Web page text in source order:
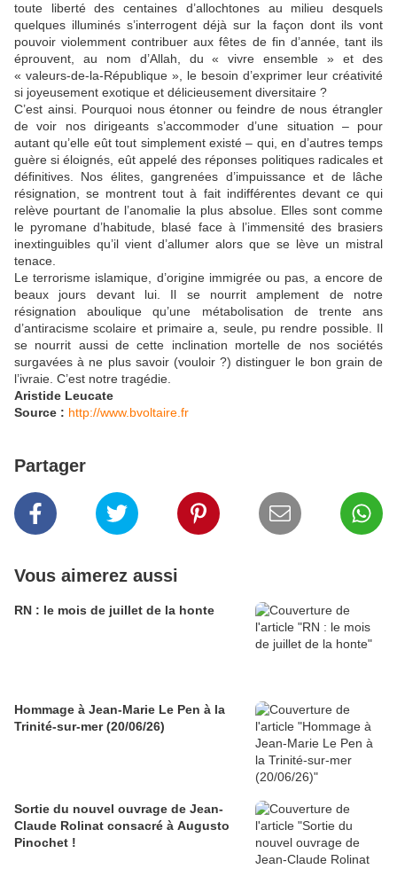
toute liberté des centaines d’allochtones au milieu desquels
quelques illuminés s’interrogent déjà sur la façon dont ils vont
pouvoir violemment contribuer aux fêtes de fin d’année, tant ils
éprouvent, au nom d’Allah, du « vivre ensemble » et des
« valeurs-de-la-République », le besoin d’exprimer leur créativité
si joyeusement exotique et délicieusement diversitaire ?
C’est ainsi. Pourquoi nous étonner ou feindre de nous étrangler
de voir nos dirigeants s’accommoder d’une situation – pour
autant qu’elle eût tout simplement existé – qui, en d’autres temps
guère si éloignés, eût appelé des réponses politiques radicales et
définitives. Nos élites, gangrenées d’impuissance et de lâche
résignation, se montrent tout à fait indifférentes devant ce qui
relève pourtant de l’anomalie la plus absolue. Elles sont comme
le pyromane d’habitude, blasé face à l’immensité des brasiers
inextinguibles qu’il vient d’allumer alors que se lève un mistral
tenace.
Le terrorisme islamique, d’origine immigrée ou pas, a encore de
beaux jours devant lui. Il se nourrit amplement de notre
résignation aboulique qu’une métabolisation de trente ans
d’antiracisme scolaire et primaire a, seule, pu rendre possible. Il
se nourrit aussi de cette inclination mortelle de nos sociétés
surgavées à ne plus savoir (vouloir ?) distinguer le bon grain de
l’ivraie. C’est notre tragédie.
Aristide Leucate
Source : http://www.bvoltaire.fr
Partager
Vous aimerez aussi
RN : le mois de juillet de la honte
Hommage à Jean-Marie Le Pen à la
Trinité-sur-mer (20/06/26)
Sortie du nouvel ouvrage de Jean-
Claude Rolinat consacré à Augusto
Pinochet !